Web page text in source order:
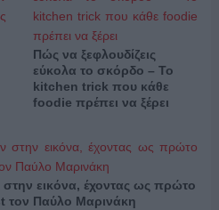
Πώς να ξεφλουδίζεις
εύκολα το σκόρδο – Το
kitchen trick που κάθε
foodie πρέπει να ξέρει
εικόνα, έχοντας ως πρώτο
τον Παύλο Μαρινάκη